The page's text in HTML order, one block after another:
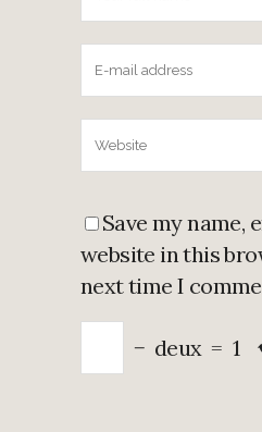
Save my name,
website in this
next time I
− deux = 1